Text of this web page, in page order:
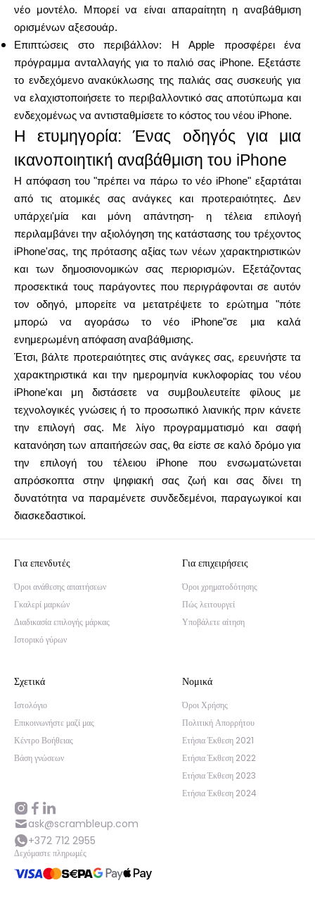
νέο μοντέλο. Μπορεί να είναι απαραίτητη η αναβάθμιση
ορισμένων αξεσουάρ.
Επιπτώσεις στο περιβάλλον: Η Apple προσφέρει ένα
πρόγραμμα ανταλλαγής για το παλιό σας iPhone. Εξετάστε
το ενδεχόμενο ανακύκλωσης της παλιάς σας συσκευής για
να ελαχιστοποιήσετε το περιβαλλοντικό σας αποτύπωμα και
ενδεχομένως να αντισταθμίσετε το κόστος του νέου iPhone.
Η ετυμηγορία: Ένας οδηγός για μια
ικανοποιητική αναβάθμιση του iPhone
Η απόφαση του "πρέπει να πάρω το νέο iPhone" εξαρτάται
από τις ατομικές σας ανάγκες και προτεραιότητες. Δεν
υπάρχει'μία και μόνη απάντηση- η τέλεια επιλογή
περιλαμβάνει την αξιολόγηση της κατάστασης του τρέχοντος
iPhone'σας, της πρότασης αξίας των νέων χαρακτηριστικών
και των δημοσιονομικών σας περιορισμών. Εξετάζοντας
προσεκτικά τους παράγοντες που περιγράφονται σε αυτόν
τον οδηγό, μπορείτε να μετατρέψετε το ερώτημα "πότε
μπορώ να αγοράσω το νέο iPhone"σε μια καλά
ενημερωμένη απόφαση αναβάθμισης.
Έτσι, βάλτε προτεραιότητες στις ανάγκες σας, ερευνήστε τα
χαρακτηριστικά και την ημερομηνία κυκλοφορίας του νέου
iPhone'και μη διστάσετε να συμβουλευτείτε φίλους με
τεχνολογικές γνώσεις ή το προσωπικό λιανικής πριν κάνετε
την επιλογή σας. Με λίγο προγραμματισμό και σαφή
κατανόηση των απαιτήσεών σας, θα είστε σε καλό δρόμο για
την επιλογή του τέλειου iPhone που ενσωματώνεται
απρόσκοπτα στην ψηφιακή σας ζωή και σας δίνει τη
δυνατότητα να παραμένετε συνδεδεμένοι, παραγωγικοί και
διασκεδαστικοί.
Για επενδυτές
Όροι ανάθεσης απαιτήσεων
Γκαλερί μαρκών
Διαδικασία επιλογής μάρκας
Ιστορικό γύρων
Για επιχειρήσεις
Όροι χρηματοδότησης
Πώς λειτουργεί
Υποβάλετε αίτηση
Σχετικά
Ιστολόγιο
Επικοινωνήστε μαζί μας
Κέντρο Βοήθειας
Βάση γνώσεων
Νομικά
Όροι Χρήσης
Πολιτική Απορρήτου
Ετήσια Έκθεση 2021
Ετήσια Έκθεση 2022
Ετήσια Έκθεση 2023
Ετήσια Έκθεση 2024
ask@scrambleup.com
+372 712 2955
Δεχόμαστε πληρωμές